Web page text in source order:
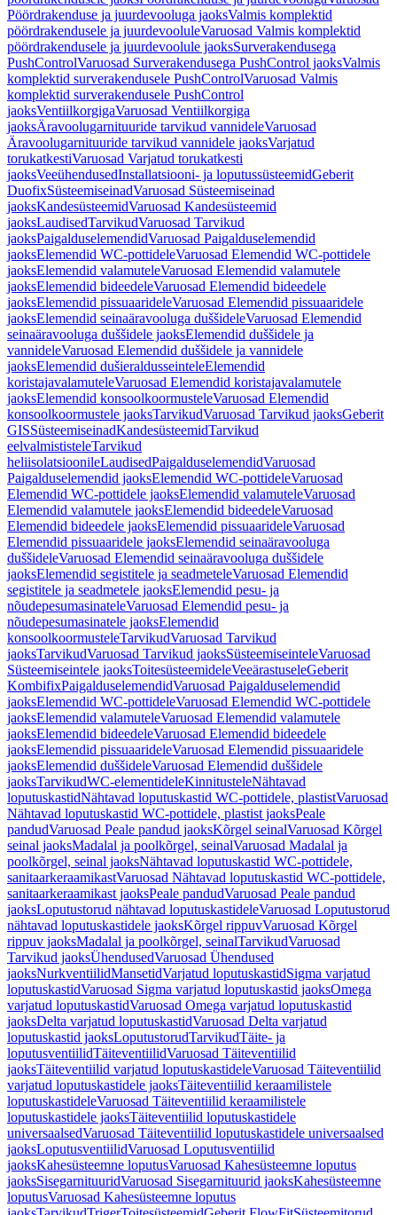
Pöördrakenduse ja juurdevooluga jaoksValmis komplektid
pöördrakendusele ja juurdevooluleVaruosad Valmis komplektid
pöördrakendusele ja juurdevoolule jaoksSurverakendusega
PushControlVaruosad Surverakendusega PushControl jaoksValmis
komplektid surverakendusele PushControlVaruosad Valmis
komplektid surverakendusele PushControl
jaoksVentiilkorgigaVaruosad Ventiilkorgiga
jaoksÄravoolugarnituuride tarvikud vannideleVaruosad
Äravoolugarnituuride tarvikud vannidele jaoksVarjatud
torukatkestiVaruosad Varjatud torukatkesti
jaoksVeeühendusedInstallatsiooni- ja loputussüsteemidGeberit
DuofixSüsteemiseinadVaruosad Süsteemiseinad
jaoksKandesüsteemidVaruosad Kandesüsteemid
jaoksLaudisedTarvikudVaruosad Tarvikud
jaoksPaigalduselemendidVaruosad Paigalduselemendid
jaoksElemendid WC-pottideleVaruosad Elemendid WC-pottidele
jaoksElemendid valamuteleVaruosad Elemendid valamutele
jaoksElemendid bideedeleVaruosad Elemendid bideedele
jaoksElemendid pissuaarideleVaruosad Elemendid pissuaaridele
jaoksElemendid seinaäravooluga duššideleVaruosad Elemendid
seinaäravooluga duššidele jaoksElemendid duššidele ja
vannideleVaruosad Elemendid duššidele ja vannidele
jaoksElemendid dušieraldusseinteleElemendid
koristajavalamuteleVaruosad Elemendid koristajavalamutele
jaoksElemendid konsoolkoormusteleVaruosad Elemendid
konsoolkoormustele jaoksTarvikudVaruosad Tarvikud jaoksGeberit
GISSüsteemiseinadKandesüsteemidTarvikud
eelvalmististeleTarvikud
heliisolatsioonileLaudisedPaigalduselemendidVaruosad
Paigalduselemendid jaoksElemendid WC-pottideleVaruosad
Elemendid WC-pottidele jaoksElemendid valamuteleVaruosad
Elemendid valamutele jaoksElemendid bideedeleVaruosad
Elemendid bideedele jaoksElemendid pissuaarideleVaruosad
Elemendid pissuaaridele jaoksElemendid seinaäravooluga
duššideleVaruosad Elemendid seinaäravooluga duššidele
jaoksElemendid segistitele ja seadmeteleVaruosad Elemendid
segistitele ja seadmetele jaoksElemendid pesu- ja
nõudepesumasinateleVaruosad Elemendid pesu- ja
nõudepesumasinatele jaoksElemendid
konsoolkoormusteleTarvikudVaruosad Tarvikud
jaoksTarvikudVaruosad Tarvikud jaoksSüsteemiseinteleVaruosad
Süsteemiseintele jaoksToitesüsteemideleVeeärastuseleGeberit
KombifixPaigalduselemendidVaruosad Paigalduselemendid
jaoksElemendid WC-pottideleVaruosad Elemendid WC-pottidele
jaoksElemendid valamuteleVaruosad Elemendid valamutele
jaoksElemendid bideedeleVaruosad Elemendid bideedele
jaoksElemendid pissuaarideleVaruosad Elemendid pissuaaridele
jaoksElemendid duššideleVaruosad Elemendid duššidele
jaoksTarvikudWC-elementideleKinnitusteleNähtavad
loputuskastidNähtavad loputuskastid WC-pottidele, plastistVaruosad
Nähtavad loputuskastid WC-pottidele, plastist jaoksPeale
pandudVaruosad Peale pandud jaoksKõrgel seinalVaruosad Kõrgel
seinal jaoksMadalal ja poolkõrgel, seinalVaruosad Madalal ja
poolkõrgel, seinal jaoksNähtavad loputuskastid WC-pottidele,
sanitaarkeraamikastVaruosad Nähtavad loputuskastid WC-pottidele,
sanitaarkeraamikast jaoksPeale pandudVaruosad Peale pandud
jaoksLoputustorud nähtavad loputuskastideleVaruosad Loputustorud
nähtavad loputuskastidele jaoksKõrgel rippuvVaruosad Kõrgel
rippuv jaoksMadalal ja poolkõrgel, seinalTarvikudVaruosad
Tarvikud jaoksÜhendusedVaruosad Ühendused
jaoksNurkventiilidMansetidVarjatud loputuskastidSigma varjatud
loputuskastidVaruosad Sigma varjatud loputuskastid jaoksOmega
varjatud loputuskastidVaruosad Omega varjatud loputuskastid
jaoksDelta varjatud loputuskastidVaruosad Delta varjatud
loputuskastid jaoksLoputustorudTarvikudTäite- ja
loputusventiilidTäiteventiilidVaruosad Täiteventiilid
jaoksTäiteventiilid varjatud loputuskastideleVaruosad Täiteventiilid
varjatud loputuskastidele jaoksTäiteventiilid keraamilistele
loputuskastideleVaruosad Täiteventiilid keraamilistele
loputuskastidele jaoksTäiteventiilid loputuskastidele
universaalsedVaruosad Täiteventiilid loputuskastidele universaalsed
jaoksLoputusventiilidVaruosad Loputusventiilid
jaoksKahesüsteemne loputusVaruosad Kahesüsteemne loputus
jaoksSisegarnituuridVaruosad Sisegarnituurid jaoksKahesüsteemne
loputusVaruosad Kahesüsteemne loputus